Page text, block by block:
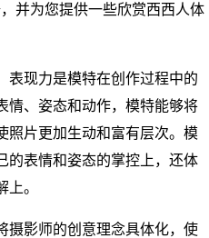
并为您提供一些欣赏西西人体
表现力是模特在创作过程中的
情、姿态和动作，模特能够将
照片更加生动和富有层次。模
的表情和姿态的掌控上，还体
。
摄影师的创意理念具体化，使